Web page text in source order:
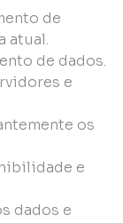
de
atual.
de dados.
e
os
e
dados e